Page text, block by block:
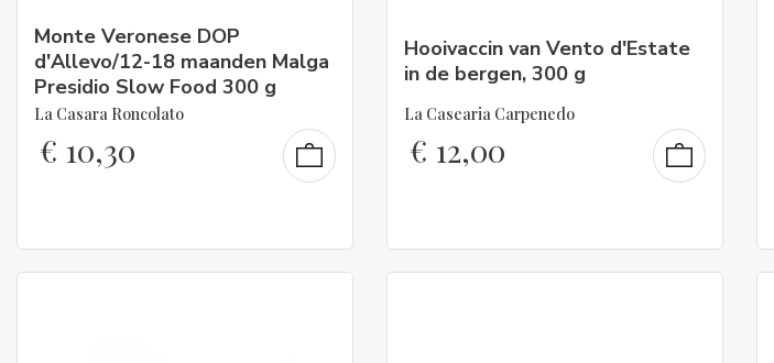
Monte Veronese DOP
d'Allevo/12-18 maanden Malga
Presidio Slow Food 300 g
La Casara Roncolato
€ 10,30
Hooivaccin van Vento d'Estate
in de bergen, 300 g
La Casearia Carpenedo
€ 12,00